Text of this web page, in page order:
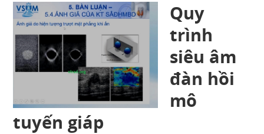
Quy
trình
siêu âm
đàn hồi
mô
tuyến giáp